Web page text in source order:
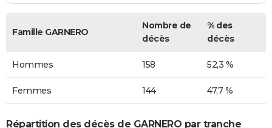
Famille GARNERO
Nombre de
décès
% des
décès
Hommes 158 52,3 %
Femmes 144 47,7 %
Répartition des décès de GARNERO par tranche